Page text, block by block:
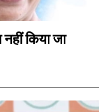
किया जा